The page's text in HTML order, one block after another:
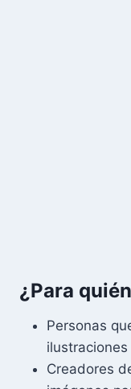
¿Para
Personas
Creadores